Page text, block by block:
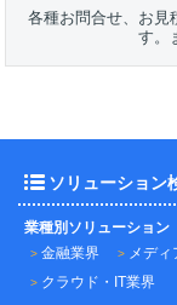
各種お問合せ、お見
す。
ソリューション
業種別ソリューション
金融業界
メデ
クラウド・IT業界